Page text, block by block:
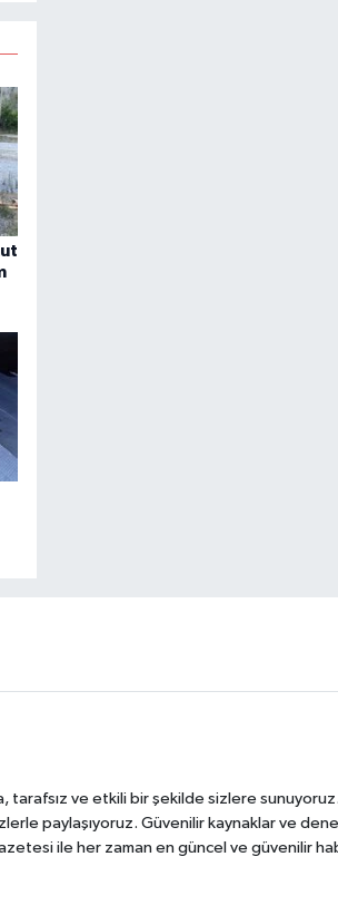
ve etkili bir şekilde sizlere
paylaşıyoruz. Güvenilir kaynaklar ve
ile her zaman en güncel ve güvenilir